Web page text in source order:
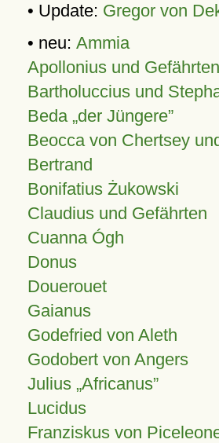
• Update: Gregor von
• neu: Ammia
Apollonius und Gefährten
Bartholuccius und
Beda „der Jüngere”
Beocca von Chertsey
Bertrand
Bonifatius Żukowski
Claudius und Gefährten
Cuanna Ógh
Donus
Douerouet
Gaianus
Godefried von Aleth
Godobert von Angers
Julius Africanus
Lucidus
Franziskus von